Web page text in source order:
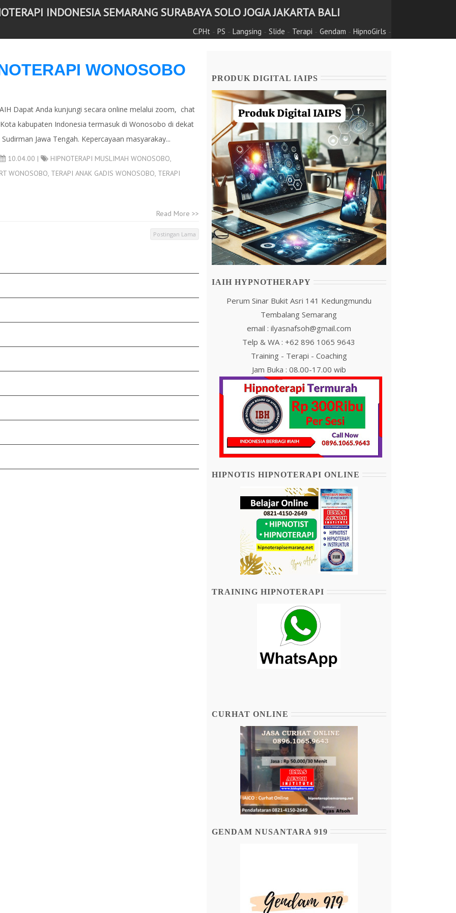
INDONESIA SEMARANG SURABAYA SOLO JOGJA JAKARTA BALI
C.PHt - PS - Langsing - Slide - Terapi - Gendam - HipnoGirls -
WONOSOBO
Dapat Anda kunjungi secara online melalui zoom, chat
kabupaten Indonesia termasuk di Wonosobo di dekat
Jawa Tengah. Kepercayaan masyarakay...
10.04.00 | HIPNOTERAPI MUSLIMAH WONOSOBO,
WONOSOBO, TERAPI ANAK GADIS WONOSOBO, TERAPI
Read More >>
Postingan Lama
PRODUK DIGITAL IAIPS
IAIH HYPNOTHERAPY
Perum Sinar Bukit Asri 141 Kedungmundu
Tembalang Semarang
email : ilyasnafsoh@gmail.com
Telp & WA : +62 896 1065 9643
Training - Terapi - Coaching
Jam Buka : 08.00-17.00 wib
HIPNOTIS HIPNOTERAPI ONLINE
TRAINING HIPNOTERAPI
CURHAT ONLINE
GENDAM NUSANTARA 919